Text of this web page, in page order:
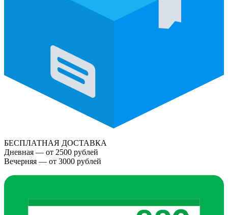
БЕСПЛАТНАЯ ДОСТАВКА
Дневная — от 2500 рублей
Вечерняя — от 3000 рублей